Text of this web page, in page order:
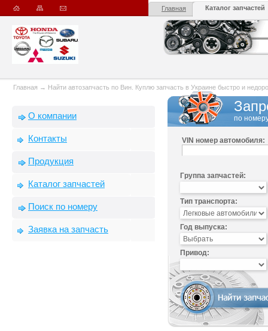
Главная Каталог запчастей
Главная → Найти автозапчасть по Вин. Куплю запчасть в Украине быстро и
О компании
Контакты
Продукция
Каталог запчастей
Поиск по номеру
Заявка на запчасть
по
VIN номер автомобиля:
Группа запчастей:
Тип транспорта:
Год выпуска:
Привод: